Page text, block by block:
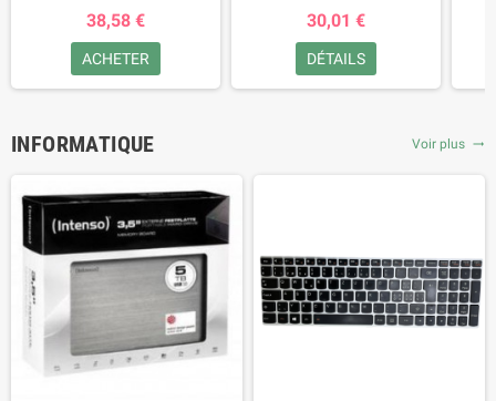
38,58 €
ACHETER
30,01 €
DÉTAILS
INFORMATIQUE Voir plus trending_flat